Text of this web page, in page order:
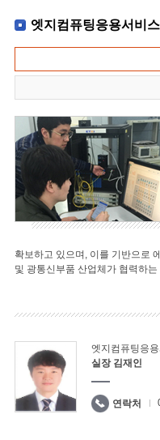
엣지컴퓨팅응용서비
확보하고 있으며, 이를 기반으로
및 광통신부품 산업체가 협력하
엣지컴퓨팅응
실장 김재인
연락처